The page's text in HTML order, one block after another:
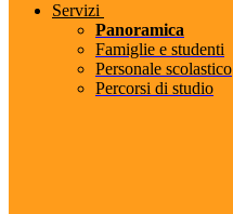
Servizi
Panoramica
Famiglie e studenti
Personale scolastico
Percorsi di studio